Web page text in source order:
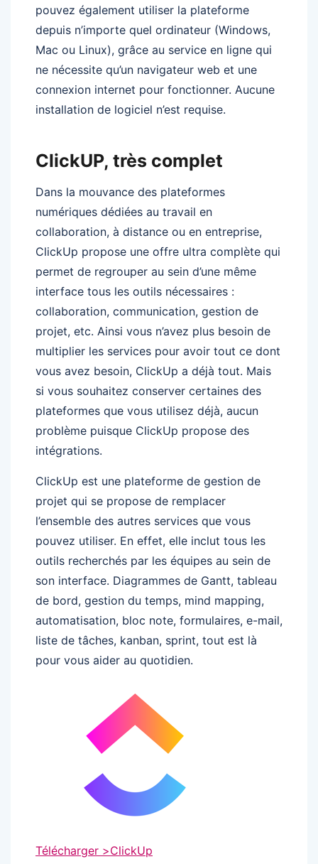
pouvez également utiliser la plateforme
depuis n’importe quel ordinateur (Windows,
Mac ou Linux), grâce au service en ligne qui
ne nécessite qu’un navigateur web et une
connexion internet pour fonctionner. Aucune
installation de logiciel n’est requise.
ClickUP, très complet
Dans la mouvance des plateformes
numériques dédiées au travail en
collaboration, à distance ou en entreprise,
ClickUp propose une offre ultra complète qui
permet de regrouper au sein d’une même
interface tous les outils nécessaires :
collaboration, communication, gestion de
projet, etc. Ainsi vous n’avez plus besoin de
multiplier les services pour avoir tout ce dont
vous avez besoin, ClickUp a déjà tout. Mais
si vous souhaitez conserver certaines des
plateformes que vous utilisez déjà, aucun
problème puisque ClickUp propose des
intégrations.
ClickUp est une plateforme de gestion de
projet qui se propose de remplacer
l’ensemble des autres services que vous
pouvez utiliser. En effet, elle inclut tous les
outils recherchés par les équipes au sein de
son interface. Diagrammes de Gantt, tableau
de bord, gestion du temps, mind mapping,
automatisation, bloc note, formulaires, e-mail,
liste de tâches, kanban, sprint, tout est là
pour vous aider au quotidien.
Télécharger >ClickUp